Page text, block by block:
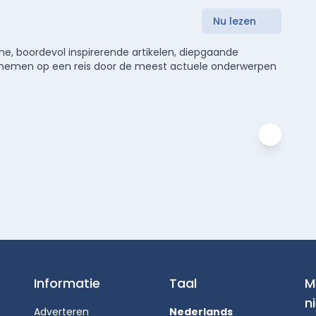
Nu lezen
boordevol inspirerende artikelen, diepgaande
op een reis door de meest actuele onderwerpen
Informatie
Adverteren
Taal
Nederlands